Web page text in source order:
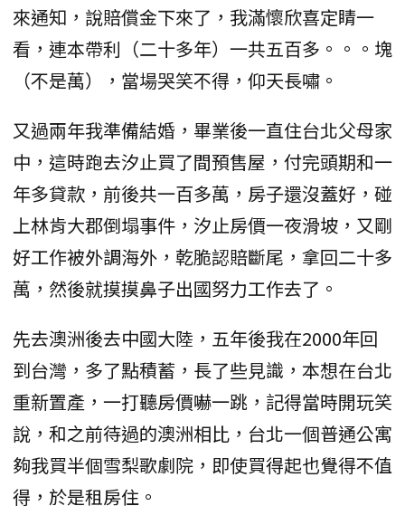
來通知，說賠償金下來了，我滿懷欣喜定睛一
看，連本帶利（二十多年）一共五百多。。。塊
（不是萬），當場哭笑不得，仰天長嘯。
又過兩年我準備結婚，畢業後一直住台北父母家
中，這時跑去汐止買了間預售屋，付完頭期和一
年多貸款，前後共一百多萬，房子還沒蓋好，碰
上林肯大郡倒塌事件，汐止房價一夜滑坡，又剛
好工作被外調海外，乾脆認賠斷尾，拿回二十多
萬，然後就摸摸鼻子出國努力工作去了。
先去澳洲後去中國大陸，五年後我在2000年回
到台灣，多了點積蓄，長了些見識，本想在台北
重新置產，一打聽房價嚇一跳，記得當時開玩笑
說，和之前待過的澳洲相比，台北一個普通公寓
夠我買半個雪梨歌劇院，即使買得起也覺得不值
得，於是租房住。